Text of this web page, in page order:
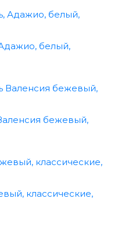
белый,
бежевый,
классические,